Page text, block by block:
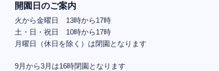
開園日のご案内
火から金曜日 13時から17時
土・日・祝日 10時から17時
月曜日（休日を除く）は閉園となります
9月から3月は16時閉園となります